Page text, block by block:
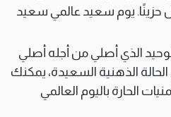
حزينًا. يوم سعيد عالمي سعيد
الذي أصلي من أجله أصلي
الذهنية السعيدة، يمكنك
الحارة باليوم العالمي